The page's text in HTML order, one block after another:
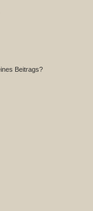
Beitrags?